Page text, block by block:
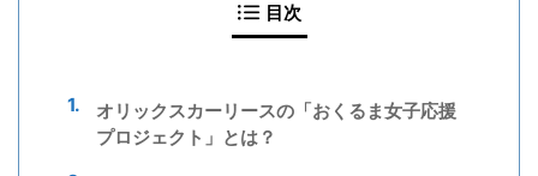
目次
オリックスカーリースの「おくるま女子応援
プロジェクト」とは？